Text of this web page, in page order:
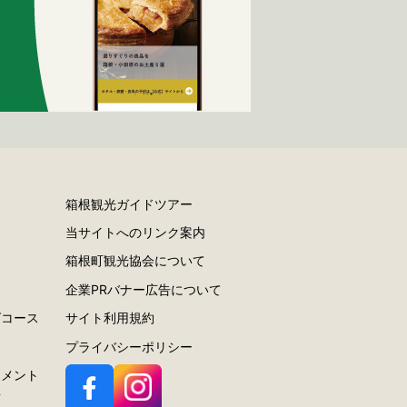
ース
ント
箱根観光ガイドツアー
当サイトへのリンク案内
箱根町観光協会について
企業PRバナー広告について
サイト利用規約
プライバシーポリシー